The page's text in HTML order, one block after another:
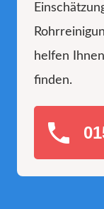
helfen
finden.